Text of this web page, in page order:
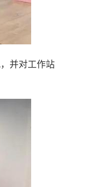
并对工作站